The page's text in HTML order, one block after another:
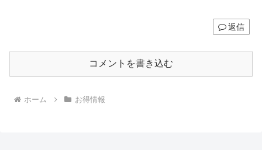
返信
コメントを書き込む
ホーム お得情報